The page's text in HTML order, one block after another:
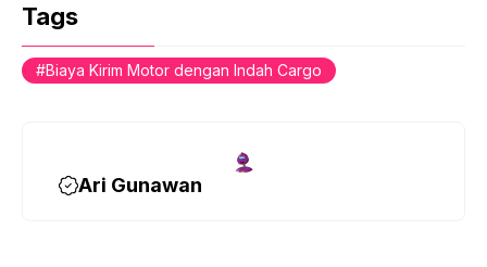
e
b
o
o
t
e
r
A
p
r
a
r
e
Tags
Biaya Kirim Motor dengan Indah Cargo
Ari Gunawan